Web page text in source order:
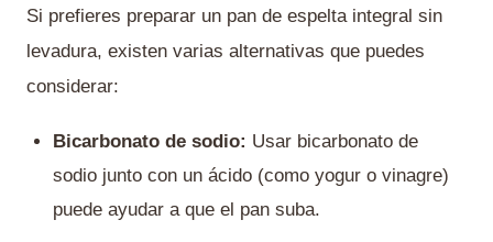
Si prefieres preparar un pan de espelta integral sin
levadura, existen varias alternativas que puedes
considerar:
Bicarbonato de sodio: Usar bicarbonato de
sodio junto con un ácido (como yogur o vinagre)
puede ayudar a que el pan suba.